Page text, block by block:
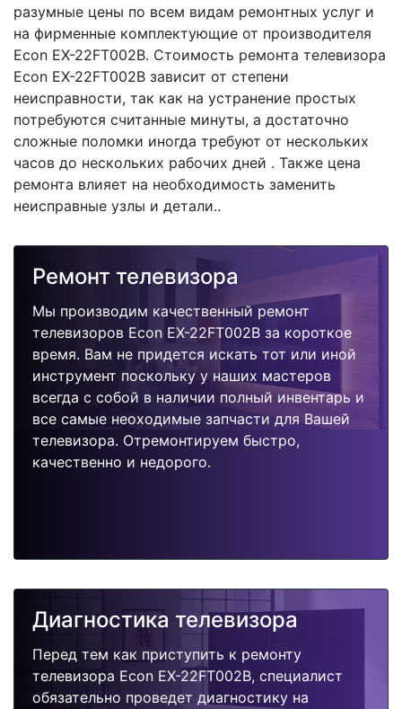
разумные цены по всем видам ремонтных услуг и
на фирменные комплектующие от производителя
Econ EX-22FT002B. Стоимость ремонта телевизора
Econ EX-22FT002B зависит от степени
неисправности, так как на устранение простых
потребуются считанные минуты, а достаточно
сложные поломки иногда требуют от нескольких
часов до нескольких рабочих дней . Также цена
ремонта влияет на необходимость заменить
неисправные узлы и детали..
Ремонт телевизора
Мы производим качественный ремонт
телевизоров Econ EX-22FT002B за короткое
время. Вам не придется искать тот или иной
инструмент поскольку у наших мастеров
всегда с собой в наличии полный инвентарь и
все самые неоходимые запчасти для Вашей
телевизора. Отремонтируем быстро,
качественно и недорого.
Диагностика телевизора
Перед тем как приступить к ремонту
телевизора Econ EX-22FT002B, специалист
обязательно проведет диагностику на